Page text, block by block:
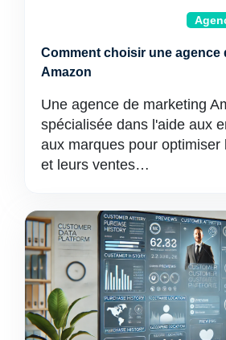
Comment choisir une agence
Amazon
Une agence de marketing
spécialisée dans l'aide aux
aux marques pour optimiser
et leurs ventes…